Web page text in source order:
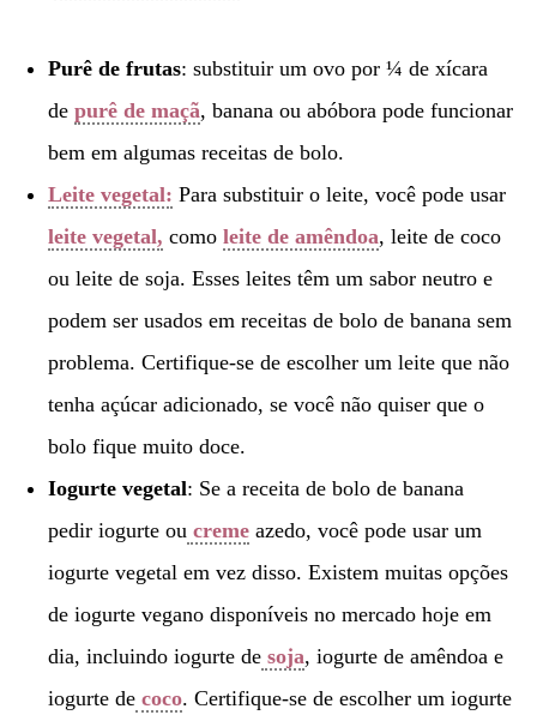
Purê de frutas: substituir um ovo por ¼ de xícara
de purê de maçã, banana ou abóbora pode funcionar
bem em algumas receitas de bolo.
Leite vegetal: Para substituir o leite, você pode usar
leite vegetal, como leite de amêndoa, leite de coco
ou leite de soja. Esses leites têm um sabor neutro e
podem ser usados ​​em receitas de bolo de banana sem
problema. Certifique-se de escolher um leite que não
tenha açúcar adicionado, se você não quiser que o
bolo fique muito doce.
Iogurte vegetal: Se a receita de bolo de banana
pedir iogurte ou creme azedo, você pode usar um
iogurte vegetal em vez disso. Existem muitas opções
de iogurte vegano disponíveis no mercado hoje em
dia, incluindo iogurte de soja, iogurte de amêndoa e
iogurte de coco. Certifique-se de escolher um iogurte